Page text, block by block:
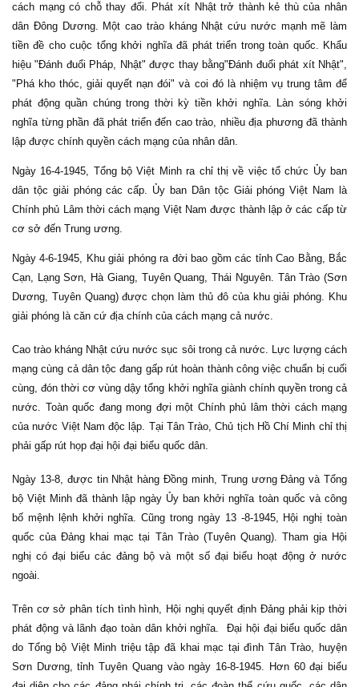
cách mạng có chỗ thay đổi. Phát xít Nhật trở thành kẻ thù của nhân
dân Đông Dương. Một cao trào kháng Nhật cứu nước mạnh mẽ làm
tiền đề cho cuộc tổng khởi nghĩa đã phát triển trong toàn quốc. Khẩu
hiệu "Đánh đuổi Pháp, Nhật" được thay bằng"Đánh đuổi phát xít Nhật",
"Phá kho thóc, giải quyết nạn đói" và coi đó là nhiệm vụ trung tâm để
phát động quần chúng trong thời kỳ tiền khởi nghĩa. Làn sóng khởi
nghĩa từng phần đã phát triển đến cao trào, nhiều địa phương đã thành
lập được chính quyền cách mạng của nhân dân.
Ngày 16-4-1945, Tổng bộ Việt Minh ra chỉ thị về việc tổ chức Ủy ban
dân tộc giải phóng các cấp. Ủy ban Dân tộc Giải phóng Việt Nam là
Chính phủ Lâm thời cách mạng Việt Nam được thành lập ở các cấp từ
cơ sở đến Trung ương.
Ngày 4-6-1945, Khu giải phóng ra đời bao gồm các tỉnh Cao Bằng, Bắc
Cạn, Lạng Sơn, Hà Giang, Tuyên Quang, Thái Nguyên. Tân Trào (Sơn
Dương, Tuyên Quang) được chọn làm thủ đô của khu giải phóng. Khu
giải phóng là căn cứ địa chính của cách mạng cả nước.
Cao trào kháng Nhật cứu nước sục sôi trong cả nước. Lực lượng cách
mạng cùng cả dân tộc đang gấp rút hoàn thành công việc chuẩn bị cuối
cùng, đón thời cơ vùng dậy tổng khởi nghĩa giành chính quyền trong cả
nước. Toàn quốc đang mong đợi một Chính phủ lâm thời cách mạng
của nước Việt Nam độc lập. Tại Tân Trào, Chủ tịch Hồ Chí Minh chỉ thị
phải gấp rút họp đại hội đại biểu quốc dân.
Ngày 13-8, được tin Nhật hàng Đồng minh, Trung ương Đảng và Tổng
bộ Việt Minh đã thành lập ngày Ủy ban khởi nghĩa toàn quốc và công
bố mệnh lệnh khởi nghĩa. Cũng trong ngày 13 -8-1945, Hội nghị toàn
quốc của Đảng khai mạc tại Tân Trào (Tuyên Quang). Tham gia Hội
nghị có đại biểu các đảng bộ và một số đại biểu hoạt động ở nước
ngoài.
Trên cơ sở phân tích tình hình, Hội nghị quyết định Đảng phải kịp thời
phát động và lãnh đạo toàn dân khởi nghĩa. Đại hội đại biểu quốc dân
do Tổng bộ Việt Minh triệu tập đã khai mạc tại đình Tân Trào, huyện
Sơn Dương, tỉnh Tuyên Quang vào ngày 16-8-1945. Hơn 60 đại biểu